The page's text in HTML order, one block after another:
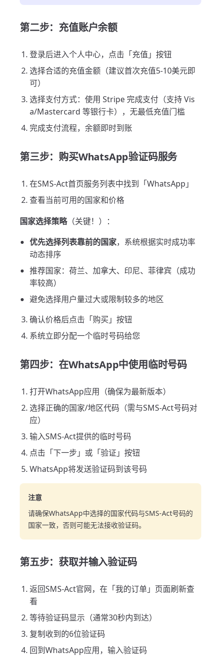
第二步：充值账户余额
登录后进入个人中心，点击「充值」按钮
选择合适的充值金额（建议首次充值5-10美元即
可）
选择支付方式：使用 Stripe 完成支付（支持 Vis
a/Mastercard 等银行卡），无最低充值门槛
完成支付流程，余额即时到账
第三步：购买WhatsApp验证码服务
在SMS-Act首页服务列表中找到「WhatsApp」
查看当前可用的国家和价格
国家选择策略（关键！）：
优先选择列表靠前的国家，系统根据实时成功率
动态排序
推荐国家：荷兰、加拿大、印尼、菲律宾（成功
率较高）
避免选择用户量过大或限制较多的地区
确认价格后点击「购买」按钮
系统立即分配一个临时号码给您
第四步：在WhatsApp中使用临时号码
打开WhatsApp应用（确保为最新版本）
选择正确的国家/地区代码（需与SMS-Act号码对
应）
输入SMS-Act提供的临时号码
点击「下一步」或「验证」按钮
WhatsApp将发送验证码到该号码
注意
请确保WhatsApp中选择的国家代码与SMS-Act号码的
国家一致，否则可能无法接收验证码。
第五步：获取并输入验证码
返回SMS-Act官网，在「我的订单」页面刷新查
看
等待验证码显示（通常30秒内到达）
复制收到的6位验证码
回到WhatsApp应用，输入验证码